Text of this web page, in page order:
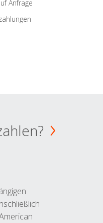
Anfrage